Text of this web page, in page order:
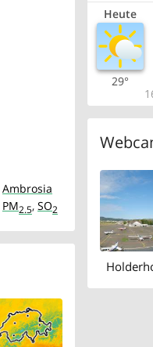
Ambrosia
PM2.5, SO2
Heute
29°